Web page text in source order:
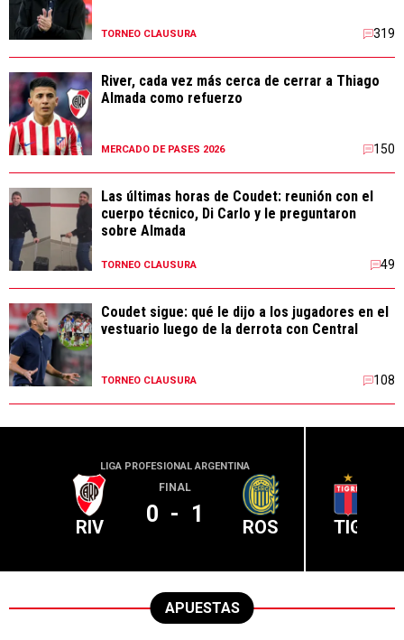
TORNEO CLAUSURA 319
River, cada vez más cerca de cerrar a Thiago
Almada como refuerzo
MERCADO DE PASES 2026 150
Las últimas horas de Coudet: reunión con el
cuerpo técnico, Di Carlo y le preguntaron
sobre Almada
TORNEO CLAUSURA 49
Coudet sigue: qué le dijo a los jugadores en el
vestuario luego de la derrota con Central
TORNEO CLAUSURA 108
LIGA PROFESIONAL ARGENTINA
RIV
FINAL
0 - 1 ROS TIG
APUESTAS